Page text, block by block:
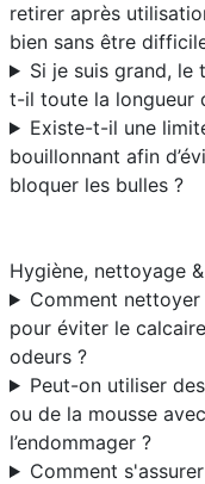
retirer après
bien sans être
Si je suis grand, le
t-il toute la longueur
Existe-t-il une
bouillonnant afin
bloquer les bulles ?
Hygiène, nettoyage
Comment
pour éviter le
odeurs ?
Peut-on utiliser
ou de la mousse
l’endommager ?
Comment